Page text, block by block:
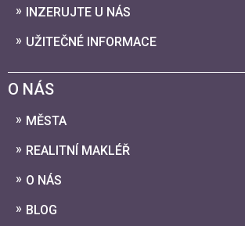
INZERUJTE U NÁS
UŽITEČNÉ INFORMACE
O NÁS
MĚSTA
REALITNÍ MAKLÉŘ
O NÁS
BLOG